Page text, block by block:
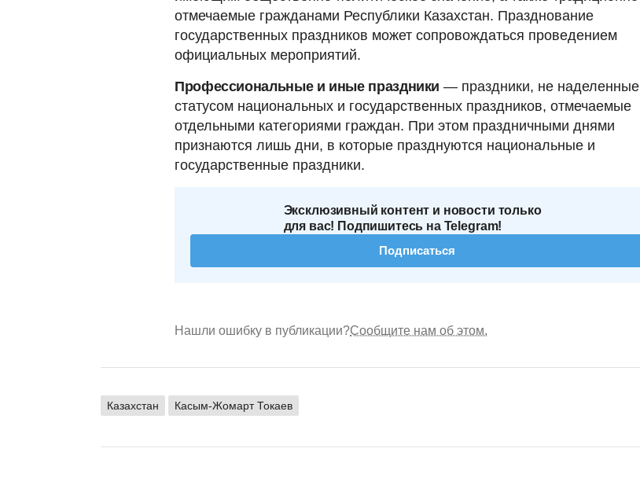
отмечаемые гражданами Республики Казахстан. Празднование
государственных праздников может сопровождаться проведением
официальных мероприятий.
Профессиональные и иные праздники — праздники, не наделенные
статусом национальных и государственных праздников, отмечаемые
отдельными категориями граждан. При этом праздничными днями
признаются лишь дни, в которые празднуются национальные и
государственные праздники.
Эксклюзивный контент и новости только
для вас! Подпишитесь на Telegram!
Подписаться
Нашли ошибку в публикации?Сообщите нам об этом.
Казахстан Касым-Жомарт Токаев